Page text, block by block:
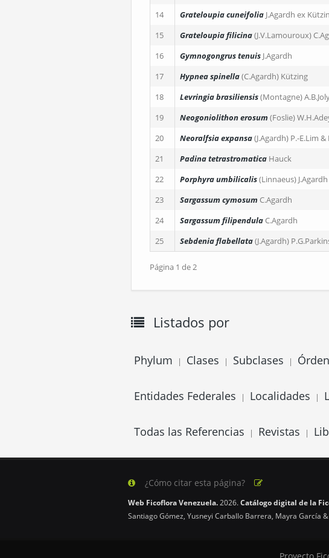
14
Grateloupia cuneifolia J.Agardh ex
15
Grateloupia filicina(J.V.Lamouroux)
16
Gymnogongrus tenuis J.Agardh
17
Hypnea spinella(C.Agardh) Kützing
18
Levringia brasiliensis(Montagne)
19
Neogoniolithon erosum (Foslie)
20
Neoralfsia expansa(J.Agardh) P.-E.Lim
21
Padina tetrastromatica Hauck
22
Porphyra umbilicalis(Linnaeus) J.Agardh
23
Sargassum cymosum C.Agardh
24
Sargassum filipendulaC.Agardh
25
Sebdenia flabellata(J.Agardh)
Página 1 de 2
Listados por
Phylum | Clases | Subclases |
Entidades Federales | Localidades |
Todas las Referencias | Revistas |
¿Cómo citar esta página?
Web Ficoflora Venezuela.2026.Catálogo digital de la
Santiago Gómez, Yusneyi Carballo Barrera, Mayra García